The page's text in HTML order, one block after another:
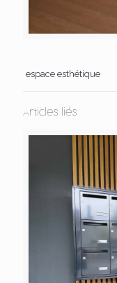
espace esthétique
Articles liés